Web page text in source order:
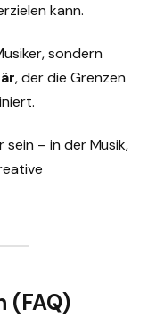
kann.
sondern
, der die Grenzen
sein – in der Musik,
(FAQ)